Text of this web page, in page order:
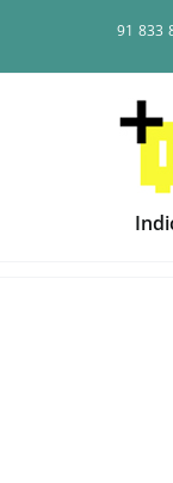
contenido
91 833